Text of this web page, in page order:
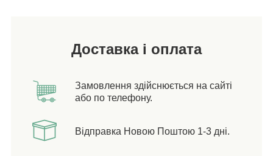
Доставка і оплата
Замовлення здійснюється на сайті
або по телефону.
Відправка Новою Поштою 1-3 дні.